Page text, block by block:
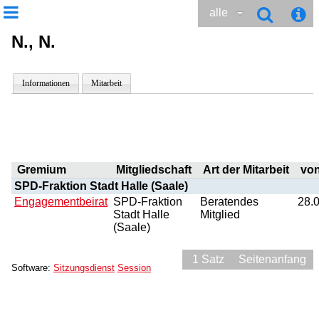
alle
N., N.
Informationen Mitarbeit
Gremium Mitgliedschaft Art der Mitarbeit
SPD-Fraktion Stadt Halle (Saale)
Engagementbeirat SPD-Fraktion
Stadt Halle
(Saale)
Beratendes
Mitglied
1 Satz Seitenanfang
Software: Sitzungsdienst Session